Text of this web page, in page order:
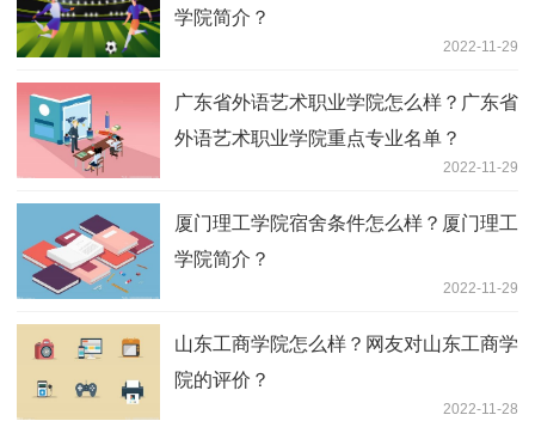
学院简介？
2022-11-29
广东省外语艺术职业学院怎么样？广东省
外语艺术职业学院重点专业名单？
2022-11-29
厦门理工学院宿舍条件怎么样？厦门理工
学院简介？
2022-11-29
山东工商学院怎么样？网友对山东工商学
院的评价？
2022-11-28